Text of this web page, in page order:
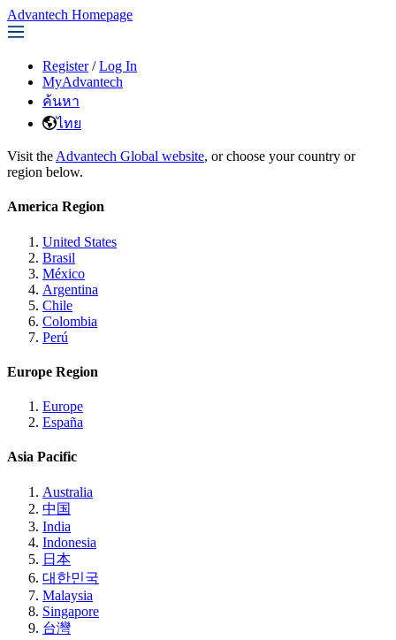
Advantech Homepage
Register / Log In
MyAdvantech
ค้นหา
ไทย
Visit the Advantech Global website, or choose your country or
region below.
America Region
United States
Brasil
México
Argentina
Chile
Colombia
Perú
Europe Region
Europe
España
Asia Pacific
Australia
中国
India
Indonesia
日本
대한민국
Malaysia
Singapore
台灣